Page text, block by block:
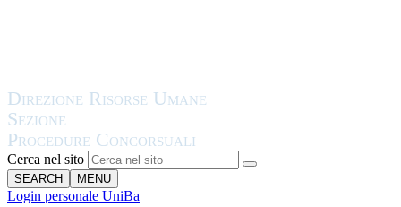
Cerca nel sito
SEARCH MENU
Login personale UniBa